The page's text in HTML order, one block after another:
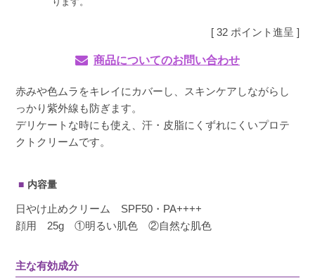
[ 32 ポイント進呈 ]
商品についてのお問い合わせ
赤みや色ムラをキレイにカバーし、スキンケアしながらし
っかり紫外線も防ぎます。
デリケートな時にも使え、汗・皮脂にくずれにくいプロテ
クトクリームです。
内容量
日やけ止めクリーム SPF50・PA++++
顔用 25g ①明るい肌色 ②自然な肌色
主な有効成分